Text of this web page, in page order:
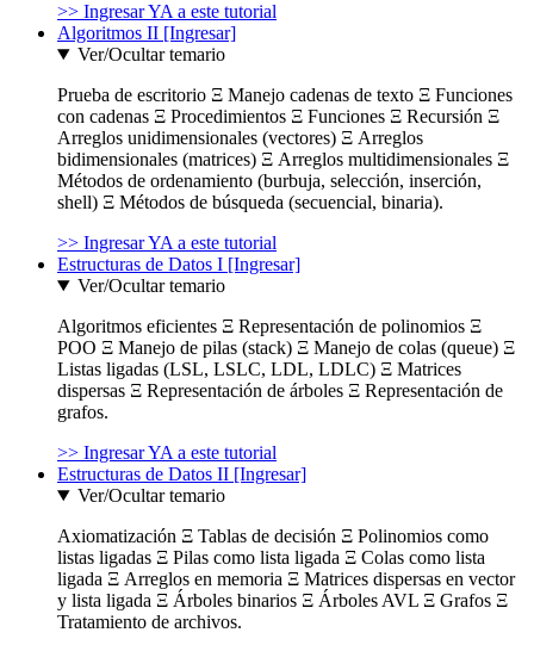
>> Ingresar YA a este tutorial
Algoritmos II [Ingresar]
Ver/Ocultar temario
Prueba de escritorio Ξ Manejo cadenas de texto Ξ Funciones
con cadenas Ξ Procedimientos Ξ Funciones Ξ Recursión Ξ
Arreglos unidimensionales (vectores) Ξ Arreglos
bidimensionales (matrices) Ξ Arreglos multidimensionales Ξ
Métodos de ordenamiento (burbuja, selección, inserción,
shell) Ξ Métodos de búsqueda (secuencial, binaria).
>> Ingresar YA a este tutorial
Estructuras de Datos I [Ingresar]
Ver/Ocultar temario
Algoritmos eficientes Ξ Representación de polinomios Ξ
POO Ξ Manejo de pilas (stack) Ξ Manejo de colas (queue) Ξ
Listas ligadas (LSL, LSLC, LDL, LDLC) Ξ Matrices
dispersas Ξ Representación de árboles Ξ Representación de
grafos.
>> Ingresar YA a este tutorial
Estructuras de Datos II [Ingresar]
Ver/Ocultar temario
Axiomatización Ξ Tablas de decisión Ξ Polinomios como
listas ligadas Ξ Pilas como lista ligada Ξ Colas como lista
ligada Ξ Arreglos en memoria Ξ Matrices dispersas en vector
y lista ligada Ξ Árboles binarios Ξ Árboles AVL Ξ Grafos Ξ
Tratamiento de archivos.